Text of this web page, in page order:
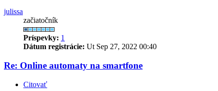
julissa
začiatočník
Príspevky: 1
Dátum registrácie: Ut Sep 27, 2022 00:40
Re: Online automaty na smartfone
Citovať